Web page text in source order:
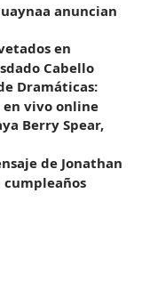
anuncian
en
Cabello
Dramáticas:
vivo online
Berry Spear,
de Jonathan
cumpleaños